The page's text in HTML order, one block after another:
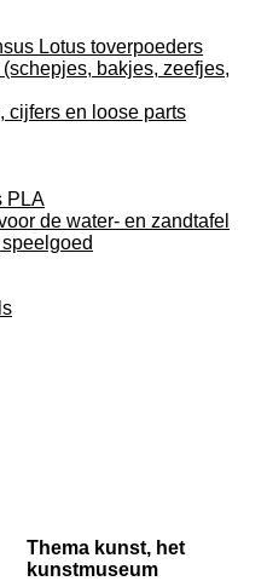
Lotus toverpoeders
bakjes, zeefjes,
cijfers en loose parts
PLA
de water- en zandtafel
Thema kunst, het
kunstmuseum